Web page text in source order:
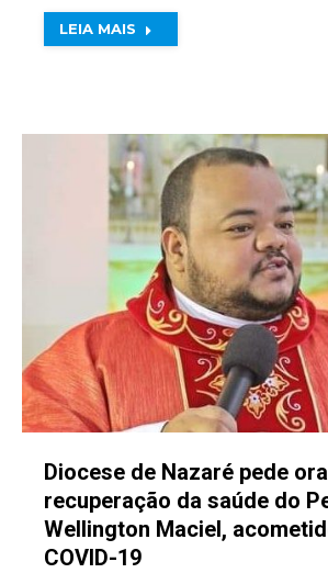
LEIA MAIS
Diocese de Nazaré pede
recuperação da saúde do
Wellington Maciel,
COVID-19